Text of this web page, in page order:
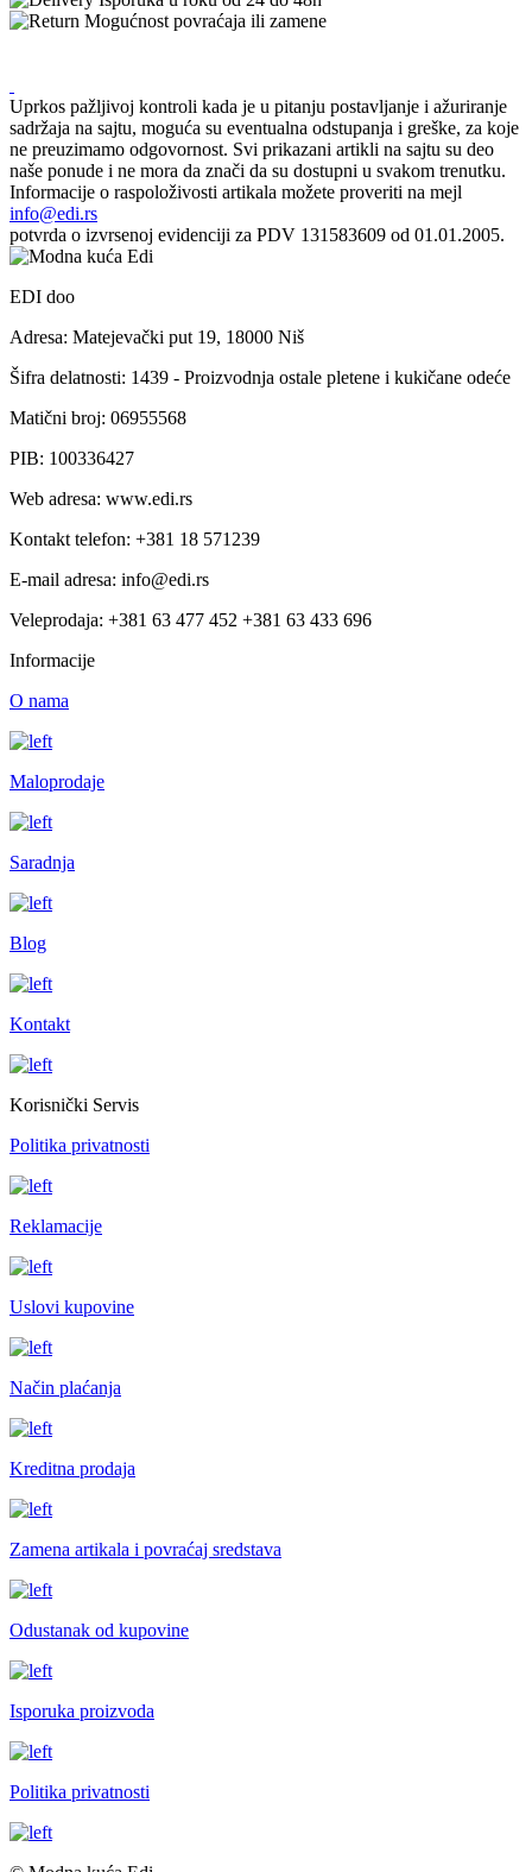
Mogućnost povraćaja ili zamene
Uprkos pažljivoj kontroli kada je u pitanju postavljanje i ažuriranje
sadržaja na sajtu, moguća su eventualna odstupanja i greške, za koje
ne preuzimamo odgovornost. Svi prikazani artikli na sajtu su deo
naše ponude i ne mora da znači da su dostupni u svakom trenutku.
Informacije o raspoloživosti artikala možete proveriti na mejl
info@edi.rs
potvrda o izvrsenoj evidenciji za PDV 131583609 od 01.01.2005.
EDI doo
Adresa: Matejevački put 19, 18000 Niš
Šifra delatnosti: 1439 - Proizvodnja ostale pletene i kukičane odeće
Matični broj: 06955568
PIB: 100336427
Web adresa: www.edi.rs
Kontakt telefon: +381 18 571239
E-mail adresa: info@edi.rs
Veleprodaja: +381 63 477 452 +381 63 433 696
Informacije
O nama
Maloprodaje
Saradnja
Blog
Kontakt
Korisnički Servis
Politika privatnosti
Reklamacije
Uslovi kupovine
Način plaćanja
Kreditna prodaja
Zamena artikala i povraćaj sredstava
Odustanak od kupovine
Isporuka proizvoda
Politika privatnosti